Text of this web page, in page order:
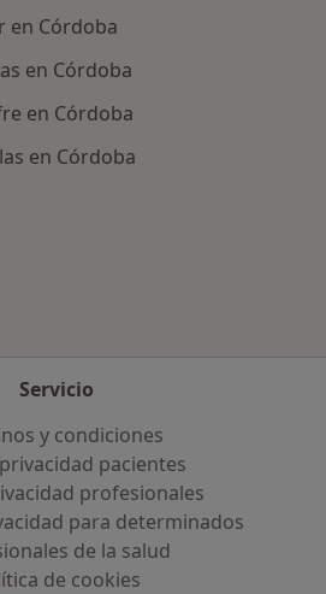
en Córdoba
en Córdoba
en Córdoba
en Córdoba
Servicio
y condiciones
pacientes
profesionales
para determinados
de la salud
de cookies